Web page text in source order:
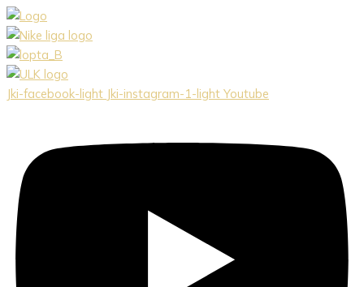
Preskočiť
na
obsah
Jki-facebook-light Jki-instagram-1-light Youtube